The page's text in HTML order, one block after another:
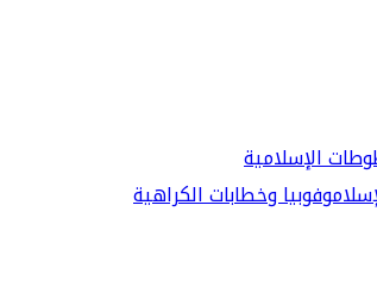
الإسلامية
وخطابات الكراهية